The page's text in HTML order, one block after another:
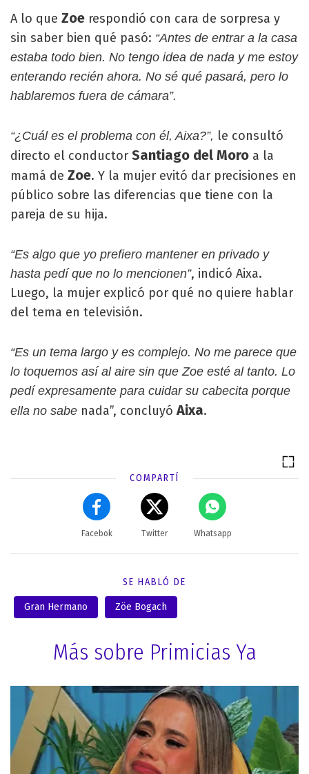
A lo que Zoe respondió con cara de sorpresa y
sin saber bien qué pasó: “Antes de entrar a la casa
estaba todo bien. No tengo idea de nada y me estoy
enterando recién ahora. No sé qué pasará, pero lo
hablaremos fuera de cámara”.
“¿Cuál es el problema con él, Aixa?”, le consultó
directo el conductor Santiago del Moro a la
mamá de Zoe. Y la mujer evitó dar precisiones en
público sobre las diferencias que tiene con la
pareja de su hija.
“Es algo que yo prefiero mantener en privado y
hasta pedí que no lo mencionen”, indicó Aixa.
Luego, la mujer explicó por qué no quiere hablar
del tema en televisión.
“Es un tema largo y es complejo. No me parece que
lo toquemos así al aire sin que Zoe esté al tanto. Lo
pedí expresamente para cuidar su cabecita porque
ella no sabe nada”, concluyóAixa.
COMPARTÍ
Facebok Twitter Whatsapp
SE HABLÓ DE
Gran Hermano Zöe Bogach
Más sobre Primicias Ya